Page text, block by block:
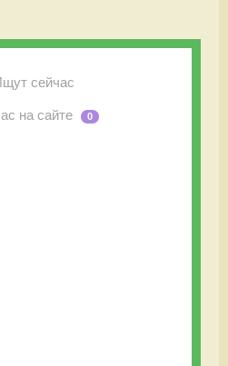
сейчас
на сайте 0